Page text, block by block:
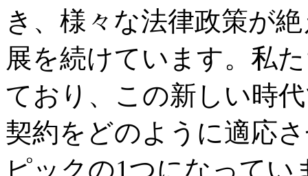
き、様々な法律政策が
展を続けています。私
ており、この新しい時
契約をどのように適応
ピックの1つになってい